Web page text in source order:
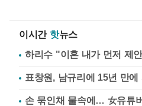
이시간 핫뉴스
하리수 "이혼 내가 먼저 제
표창원, 남규리에 15년 만
손 묶인채 물속에… 女유튜